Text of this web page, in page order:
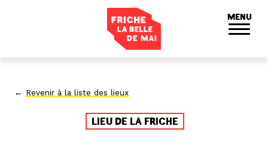
MENU
← Revenir à la liste des lieux
LIEU DE LA FRICHE
Panneau de gestion des cookies